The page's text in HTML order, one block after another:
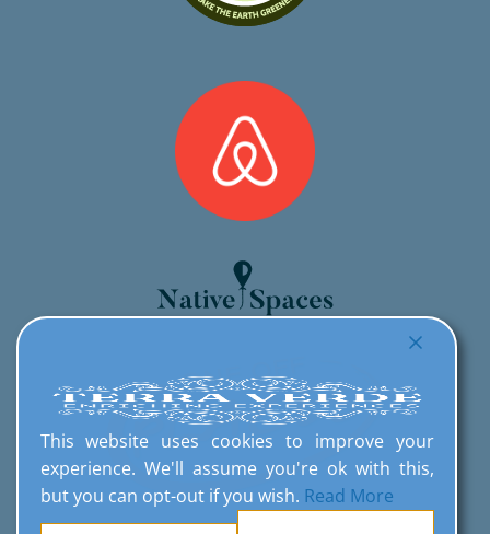
This website uses cookies to improve your
experience. We'll assume you're ok with this,
but you can opt-out if you wish. Read More